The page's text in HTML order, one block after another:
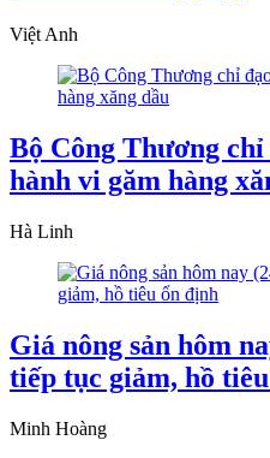
Việt Anh
Bộ Công Thương
hành vi găm hàng
Hà Linh
Giá nông sản hôm
tiếp tục giảm, hồ
Minh Hoàng